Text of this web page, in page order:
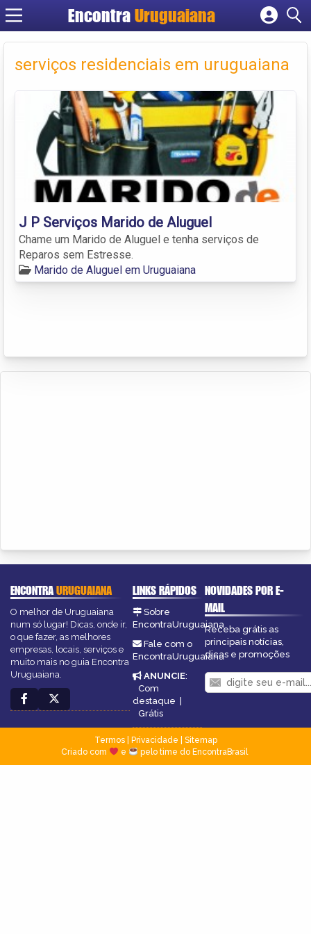
Encontra Uruguaiana
Cadastrar empresa
Criar conta
serviços residenciais em uruguaiana
J P Serviços Marido de Aluguel
Chame um Marido de Aluguel e tenha serviços de
Reparos sem Estresse.
Marido de Aluguel em Uruguaiana
ENCONTRAURUGUAIANA
O melhor de Uruguaiana
num só lugar! Dicas, onde ir,
o que fazer, as melhores
empresas, locais, serviços e
muito mais no guia Encontra
Uruguaiana.
LINKS RÁPIDOS
Sobre
EncontraUruguaiana
Fale com o
EncontraUruguaiana
ANUNCIE:
Com
destaque |
Grátis
NOVIDADES POR E-
MAIL
Receba grátis as
principais notícias,
dicas e promoções
Termos| Privacidade
Sitemap
Criado com
e pelo time do EncontraBrasil